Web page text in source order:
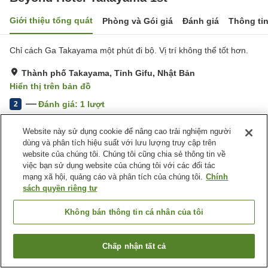
Giới thiệu tổng quát Phòng và Gói giá Đánh giá Thông
Chỉ cách Ga Takayama một phút đi bộ. Vị trí không thể tốt hơn.
Thành phố Takayama, Tỉnh Gifu, Nhật Bản
Hiển thị trên bản đồ
2 Đánh giá: 1 lượt
Trang chủ Nhật Bản Tỉnh Gifu
Thành phố Takayama
Beyond Hotel Takayama 1st
Tìm phòng trống
Website này sử dụng cookie để nâng cao trải nghiệm người
dùng và phân tích hiệu suất với lưu lượng truy cập trên
website của chúng tôi. Chúng tôi cũng chia sẻ thông tin về
việc bạn sử dụng website của chúng tôi với các đối tác
mạng xã hội, quảng cáo và phân tích của chúng tôi. Chính
sách quyền riêng tư
Không bán thông tin cá nhân của tôi
Chấp nhận tất cả